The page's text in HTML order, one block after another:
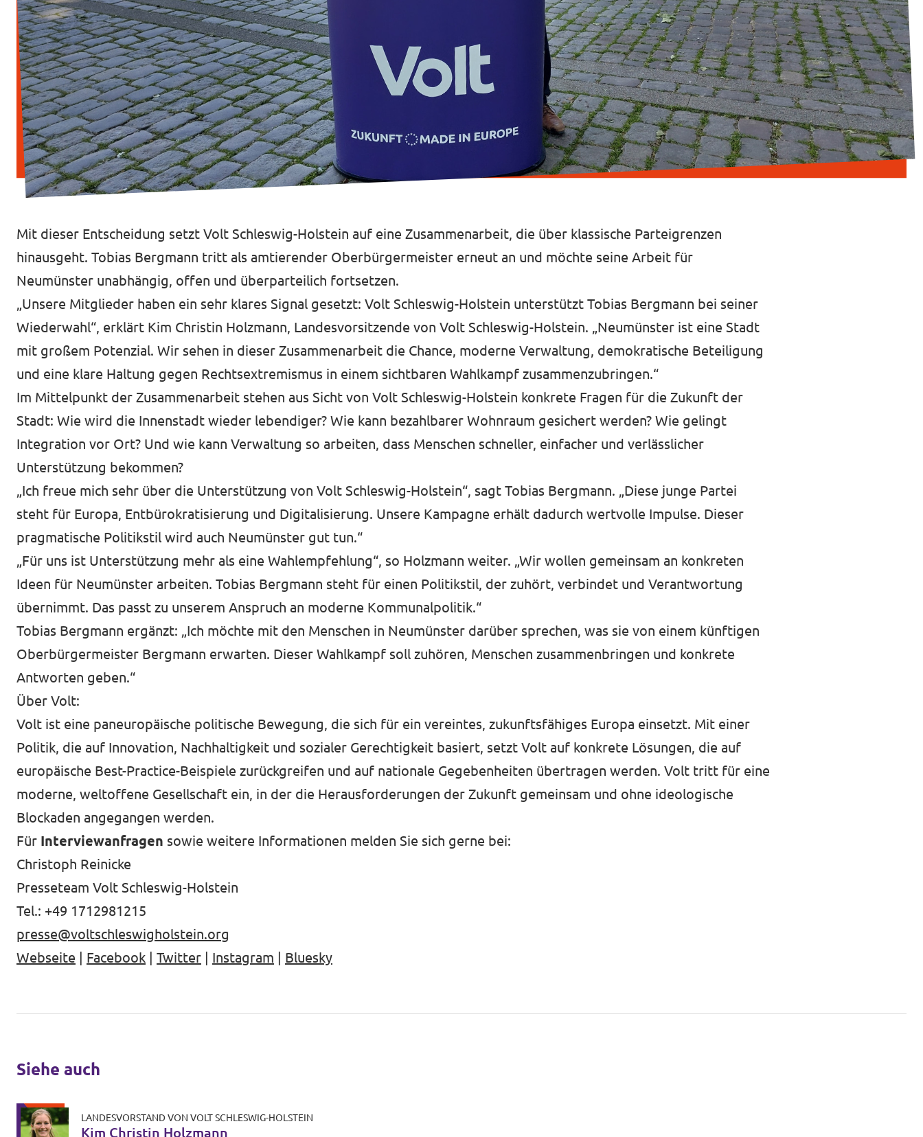
Mit dieser Entscheidung setzt Volt Schleswig-Holstein auf eine Zusammenarbeit, die über klassische Parteigrenzen
hinausgeht. Tobias Bergmann tritt als amtierender Oberbürgermeister erneut an und möchte seine Arbeit für
Neumünster unabhängig, offen und überparteilich fortsetzen.
„Unsere Mitglieder haben ein sehr klares Signal gesetzt: Volt Schleswig-Holstein unterstützt Tobias Bergmann bei seiner
Wiederwahl“, erklärt Kim Christin Holzmann, Landesvorsitzende von Volt Schleswig-Holstein. „Neumünster ist eine Stadt
mit großem Potenzial. Wir sehen in dieser Zusammenarbeit die Chance, moderne Verwaltung, demokratische Beteiligung
und eine klare Haltung gegen Rechtsextremismus in einem sichtbaren Wahlkampf zusammenzubringen.“
Im Mittelpunkt der Zusammenarbeit stehen aus Sicht von Volt Schleswig-Holstein konkrete Fragen für die Zukunft der
Stadt: Wie wird die Innenstadt wieder lebendiger? Wie kann bezahlbarer Wohnraum gesichert werden? Wie gelingt
Integration vor Ort? Und wie kann Verwaltung so arbeiten, dass Menschen schneller, einfacher und verlässlicher
Unterstützung bekommen?
„Ich freue mich sehr über die Unterstützung von Volt Schleswig-Holstein“, sagt Tobias Bergmann. „Diese junge Partei
steht für Europa, Entbürokratisierung und Digitalisierung. Unsere Kampagne erhält dadurch wertvolle Impulse. Dieser
pragmatische Politikstil wird auch Neumünster gut tun.“
„Für uns ist Unterstützung mehr als eine Wahlempfehlung“, so Holzmann weiter. „Wir wollen gemeinsam an konkreten
Ideen für Neumünster arbeiten. Tobias Bergmann steht für einen Politikstil, der zuhört, verbindet und Verantwortung
übernimmt. Das passt zu unserem Anspruch an moderne Kommunalpolitik.“
Tobias Bergmann ergänzt: „Ich möchte mit den Menschen in Neumünster darüber sprechen, was sie von einem künftigen
Oberbürgermeister Bergmann erwarten. Dieser Wahlkampf soll zuhören, Menschen zusammenbringen und konkrete
Antworten geben.“
Über Volt:
Volt ist eine paneuropäische politische Bewegung, die sich für ein vereintes, zukunftsfähiges Europa einsetzt. Mit einer
Politik, die auf Innovation, Nachhaltigkeit und sozialer Gerechtigkeit basiert, setzt Volt auf konkrete Lösungen, die auf
europäische Best-Practice-Beispiele zurückgreifen und auf nationale Gegebenheiten übertragen werden. Volt tritt für eine
moderne, weltoffene Gesellschaft ein, in der die Herausforderungen der Zukunft gemeinsam und ohne ideologische
Blockaden angegangen werden.
Für Interviewanfragen sowie weitere Informationen melden Sie sich gerne bei:
Christoph Reinicke
Presseteam Volt Schleswig-Holstein
Tel.: +49 1712981215
presse@voltschleswigholstein.org
Webseite
Facebook Twitter Instagram Bluesky
Siehe auch
LANDESVORSTAND VON VOLT SCHLESWIG-HOLSTEIN
Kim Christin Holzmann